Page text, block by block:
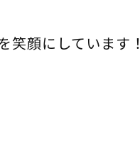
笑顔にしています！